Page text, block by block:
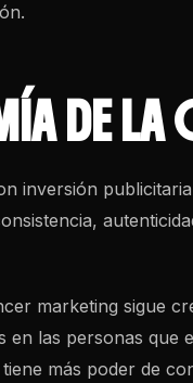
DE LA
inversión
marketing sigue
en las personas que
más poder de